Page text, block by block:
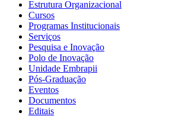
Estrutura Organizacional
Cursos
Programas Institucionais
Serviços
Pesquisa e Inovação
Polo de Inovação
Unidade Embrapii
Pós-Graduação
Eventos
Documentos
Editais